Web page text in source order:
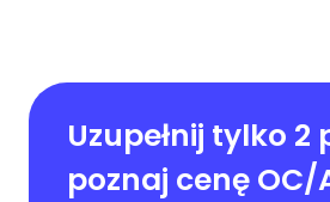
Uzupełnij tylko 2
poznaj cenę OC/